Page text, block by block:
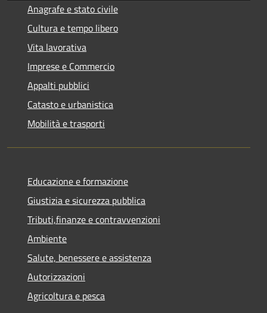
Anagrafe e stato civile
Cultura e tempo libero
Vita lavorativa
Imprese e Commercio
Appalti pubblici
Catasto e urbanistica
Mobilità e trasporti
Educazione e formazione
Giustizia e sicurezza pubblica
Tributi,finanze e contravvenzioni
Ambiente
Salute, benessere e assistenza
Autorizzazioni
Agricoltura e pesca